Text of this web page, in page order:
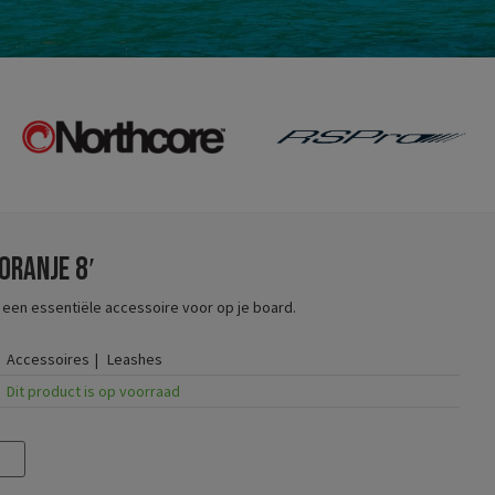
8′
essentiële accessoire voor op je board.
Accessoires
Leashes
Dit product is op voorraad